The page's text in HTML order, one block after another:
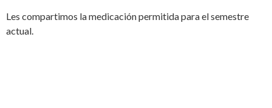
Les compartimos la medicación permitida para el semestre
actual.